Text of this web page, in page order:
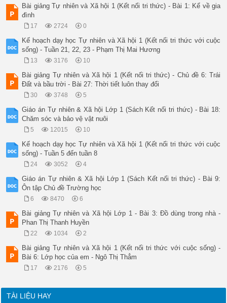
Bài giảng Tự nhiên và Xã hội 1 (Kết nối tri thức) - Bài 1: Kể về gia
đình
17 2724 0
Kế hoạch dạy học Tự nhiên và Xã hội 1 (Kết nối tri thức với cuộc
sống) - Tuần 21, 22, 23 - Phạm Thị Mai Hương
13 3176 10
Bài giảng Tự nhiên và Xã hội 1 (Kết nối tri thức) - Chủ đề 6: Trái
Đất và bầu trời - Bài 27: Thời tiết luôn thay đổi
30 3748 5
Giáo án Tự nhiên & Xã hội Lớp 1 (Sách Kết nối tri thức) - Bài 18:
Chăm sóc và bảo vệ vật nuôi
5 12015 10
Kế hoạch dạy học Tự nhiên và Xã hội 1 (Kết nối tri thức với cuộc
sống) - Tuần 5 đến tuần 8
24 3052 4
Giáo án Tự nhiên & Xã hội Lớp 1 (Sách Kết nối tri thức) - Bài 9:
Ôn tập Chủ đề Trường học
6 8470 6
Bài giảng Tự nhiên và Xã hội Lớp 1 - Bài 3: Đồ dùng trong nhà -
Phan Thị Thanh Huyền
22 1034 2
Bài giảng Tự nhiên và Xã hội 1 (Kết nối tri thức với cuộc sống) -
Bài 6: Lớp học của em - Ngô Thị Thẳm
17 2176 5
TÀI LIỆU HAY